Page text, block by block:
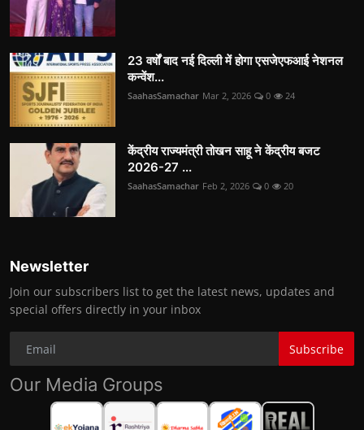
23 वर्षों बाद नई दिल्ली में होगा एसजेएफआई नेशनल
कन्वेंश...
SaahasSamachar Mar 2, 2026 0 24
केंद्रीय राज्यमंत्री तोखन साहू ने केंद्रीय बजट
2026-27 ...
SaahasSamachar Feb 2, 2026 0 20
Newsletter
Join our subscribers list to get the latest news, updates and
special offers directly in your inbox
Subscribe
Our Media Groups